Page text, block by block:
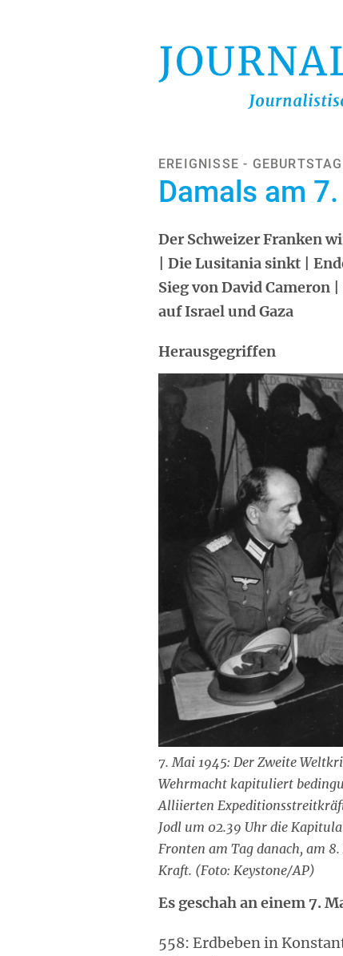
EREIGNISSE -
Damals am
Der Schweizer Franken
| Die Lusitania sinkt |
Sieg von David Cameron
auf Israel und Gaza
Herausgegriffen
7. Mai 1945: Der Zweite
Wehrmacht kapituliert
Alliierten
Jodl um 02.39 Uhr die
Fronten am Tag danach, am
Kraft. (Foto: Keystone/AP)
Es geschah an einem 7.
558: Erdbeben in